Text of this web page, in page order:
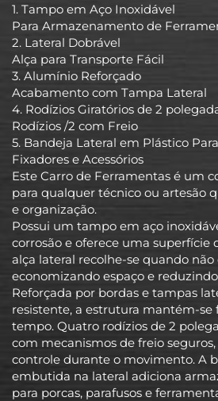
1. Tampo em Aço Inoxidável
Para Armazenamento de
2. Lateral Dobrável
Alça para Transporte Fácil
3. Alumínio Reforçado
Acabamento com Tampa Lateral
4. Rodízios Giratórios de 2
Rodízios /2 com Freio
5. Bandeja Lateral em Plástico Para
Fixadores e Acessórios
Este Carro de Ferramentas é um
para qualquer técnico ou artesão
e organização.
Possui um tampo em aço
corrosão e oferece uma superfície
alça lateral recolhe-se quando não
economizando espaço e
Reforçada por bordas e tampas
resistente, a estrutura mantém-se
tempo. Quatro rodízios de 2
com mecanismos de freio
controle durante o movimento. A
embutida na lateral adiciona
para porcas, parafusos e